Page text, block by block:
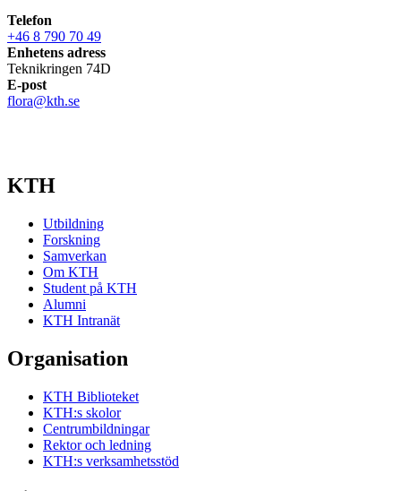
Telefon
+46 8 790 70 49
Enhetens adress
Teknikringen 74D
E-post
flora@kth.se
KTH
Utbildning
Forskning
Samverkan
Om KTH
Student på KTH
Alumni
KTH Intranät
Organisation
KTH Biblioteket
KTH:s skolor
Centrumbildningar
Rektor och ledning
KTH:s verksamhetsstöd